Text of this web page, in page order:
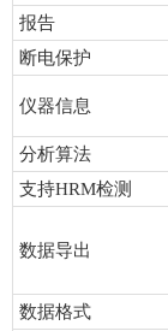
报告
断电保护
仪器信息
分析算法
支持HRM检测
数据导出
数据格式